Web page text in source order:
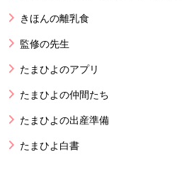
きほんの離乳食
監修の先生
たまひよのアプリ
たまひよの仲間たち
たまひよの出産準備
たまひよ白書